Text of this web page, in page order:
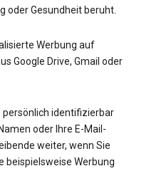
oder Gesundheit beruht.
Werbung auf
Google Drive, Gmail oder
persönlich identifizierbar
oder Ihre E-Mail-
weiter, wenn Sie
beispielsweise Werbung